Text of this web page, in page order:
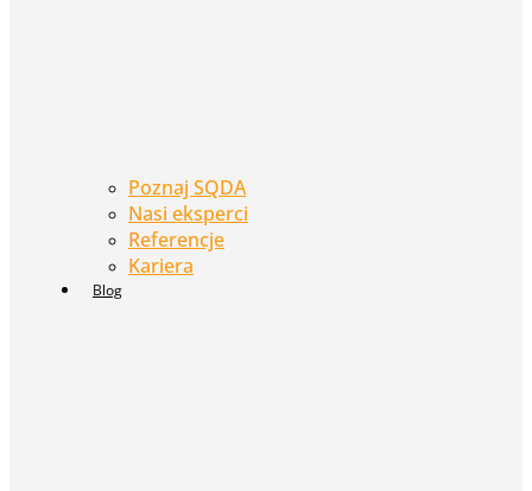
Poznaj SQDA
Nasi eksperci
Referencje
Kariera
Blog